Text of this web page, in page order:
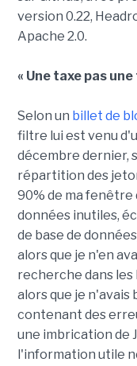
version 0.22,
Apache 2.0.
« Une taxe pas
Selon un billet de
filtre lui est venu
décembre dernier,
répartition des
90% de ma
données inutiles,
de base de
alors que je n'en
recherche dans les
alors que je n'avais
contenant des
une imbrication de
l'information utile